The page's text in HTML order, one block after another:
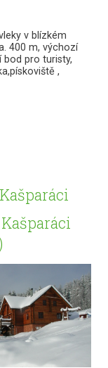
v blízkém
400 m, výchozí
bod pro turisty,
,